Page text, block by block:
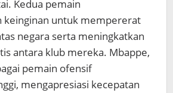
Kedua pemain
keinginan untuk mempererat
negara serta meningkatkan
antara klub mereka. Mbappe,
pemain ofensif
mengapresiasi kecepatan